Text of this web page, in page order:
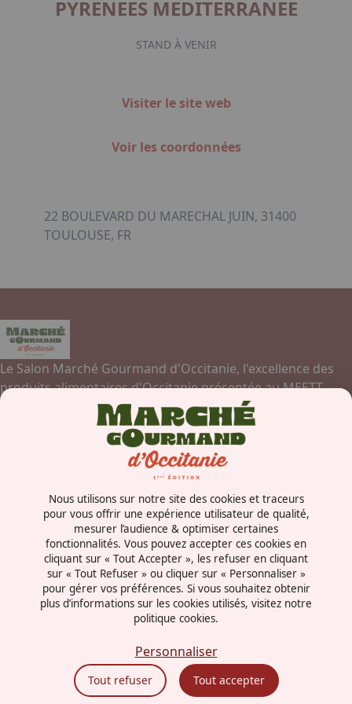
PYRENEES MEDITERRANEE
STAND À VENIR
Visiter le site web
Voir les coordonnées
22 BOULEVARD DU MARECHAL JUIN, 31400
TOULOUSE, FR
Le Salon Marché Gourmand d'Occitanie, l'excellence des
produits alimentaires d'Occitanie présentée au MEETT,
Parc des Expositions, Centre de Conventions et Congrès de
Concorde Avenue
31840 - Aussonne
France
Politiques de confidentialité
Éthique et conformité
Nous utilisons sur notre site des cookies et traceurs
pour vous offrir une expérience utilisateur de qualité,
mesurer l’audience & optimiser certaines
fonctionnalités. Vous pouvez accepter ces cookies en
cliquant sur « Tout Accepter », les refuser en cliquant
sur « Tout Refuser » ou cliquer sur « Personnaliser »
pour gérer vos préférences. Si vous souhaitez obtenir
plus d’informations sur les cookies utilisés, visitez notre
politique cookies.
Tout accepter
Tout refuser
Personnaliser